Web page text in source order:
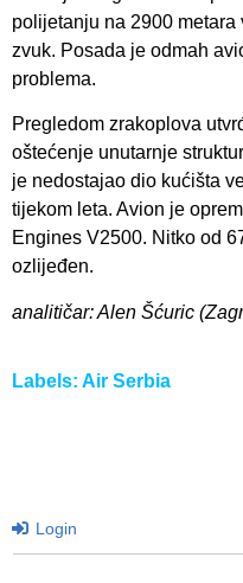
polijetanju na 2900
zvuk. Posada je odmah
problema.
Pregledom zrakoplova
oštećenje unutarnje
je nedostajao dio kućišta
tijekom leta. Avion je
Engines V2500. Nitko od
ozlijeđen.
analitičar: Alen Šćuric
Labels: Air Serbia
Login